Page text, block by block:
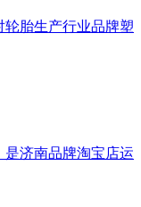
轮胎生产行业品牌塑
济南品牌淘宝店运